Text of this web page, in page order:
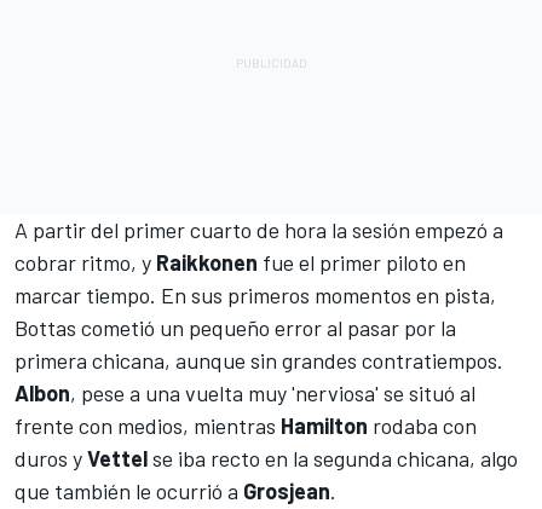
A partir del primer cuarto de hora la sesión empezó a
cobrar ritmo, y Raikkonen fue el primer piloto en
marcar tiempo. En sus primeros momentos en pista,
Bottas cometió un pequeño error al pasar por la
primera chicana, aunque sin grandes contratiempos.
Albon, pese a una vuelta muy 'nerviosa' se situó al
frente con medios, mientras Hamilton rodaba con
duros yVettelse iba recto en la segunda chicana, algo
que también le ocurrió a Grosjean.